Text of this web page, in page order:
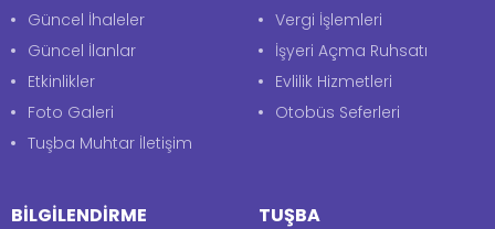
Güncel İhaleler
Güncel İlanlar
Etkinlikler
Foto Galeri
Tuşba Muhtar İletişim
Vergi İşlemleri
İşyeri Açma Ruhsatı
Evlilik Hizmetleri
Otobüs Seferleri
BİLGİLENDİRME TUŞBA